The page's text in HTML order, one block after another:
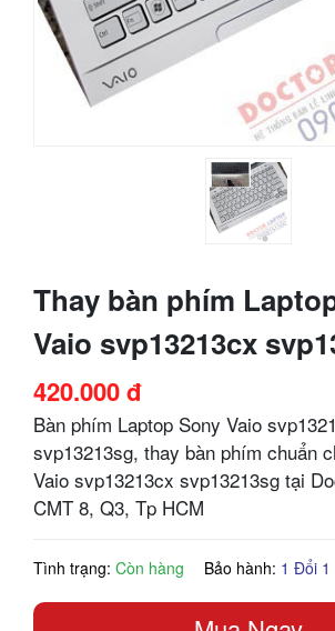
Thay bàn phím
Vaio svp13213cx
420.000 đ
Bàn phím Laptop Sony Vaio
svp13213sg, thay bàn phím chuẩn
Vaio svp13213cx svp13213sg tại
CMT 8, Q3, Tp HCM
Tình trạng: Còn hàng Bảo hành: 1 Đổi 1